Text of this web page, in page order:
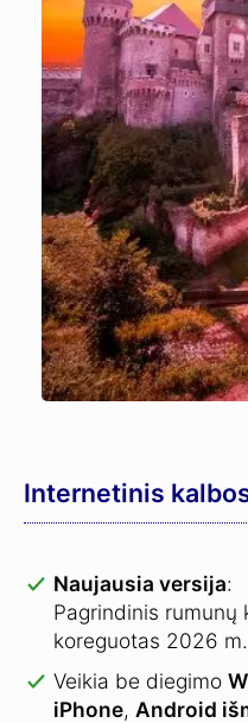
Internetinis
Naujausia versija:
Pagrindinis rumunų
koreguotas 2026 m.
Veikia be diegimo
iPhone, Android